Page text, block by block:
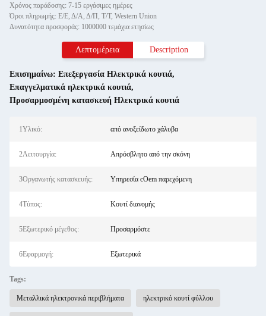
Χρόνος παράδοσης: 7-15 εργάσιμες ημέρες
Όροι πληρωμής: Ε/Ε, Δ/Α, Δ/Π, Τ/Τ, Western Union
Δυνατότητα προσφοράς: 1000000 τεμάχια ετησίως
Λεπτομέρεια Description
Επισημαίνω: Επεξεργασία Ηλεκτρικά κουτιά,
Επαγγελματικά ηλεκτρικά κουτιά,
Προσαρμοσμένη κατασκευή Ηλεκτρικά κουτιά
1Υλικό: από ανοξείδωτο χάλυβα
2Λειτουργία: Απρόσβλητο από την σκόνη
3Οργανωτής κατασκευής: Υπηρεσία cOem παρεχόμενη
4Τύπος: Κουτί διανομής
5Εξωτερικό μέγεθος: Προσαρμόστε
6Εφαρμογή: Εξωτερικά
Tags:
Μεταλλικά ηλεκτρονικά περιβλήματα ηλεκτρικό κουτί φύλλου